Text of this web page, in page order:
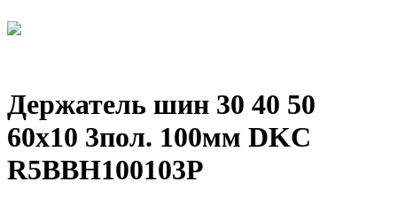
Держатель шин 30 40 50
60х10 3пол. 100мм DKC
R5BBH100103P